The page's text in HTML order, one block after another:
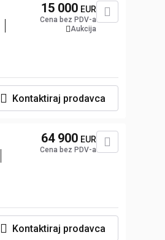
15 000 EUR
Cena bez PDV-a
Aukcija
Kontaktiraj prodavca
64 900 EUR
Cena bez PDV-a
Kontaktiraj prodavca